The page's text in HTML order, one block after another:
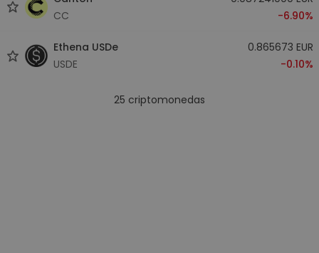
CC
-6.90%
Ethena USDe
USDE
0.865673 EUR
-0.10%
25 criptomonedas